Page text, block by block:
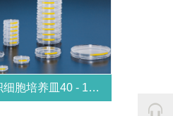
组织细胞培养皿40 - 150cm²